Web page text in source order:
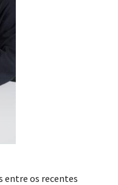
entre os recentes